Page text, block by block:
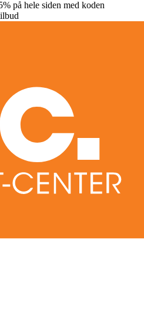
på hele siden med koden